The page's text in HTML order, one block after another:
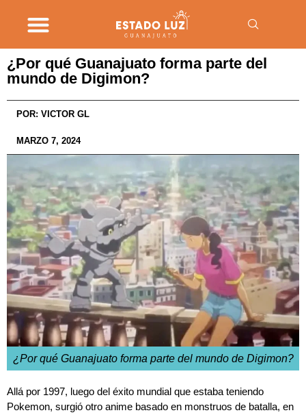
¿Por qué Guanajuato forma parte del
mundo de Digimon?
POR: VICTOR GL
MARZO 7, 2024
¿Por qué Guanajuato forma parte del mundo de Digimon?
Allá por 1997, luego del éxito mundial que estaba teniendo
Pokemon, surgió otro anime basado en monstruos de batalla, en